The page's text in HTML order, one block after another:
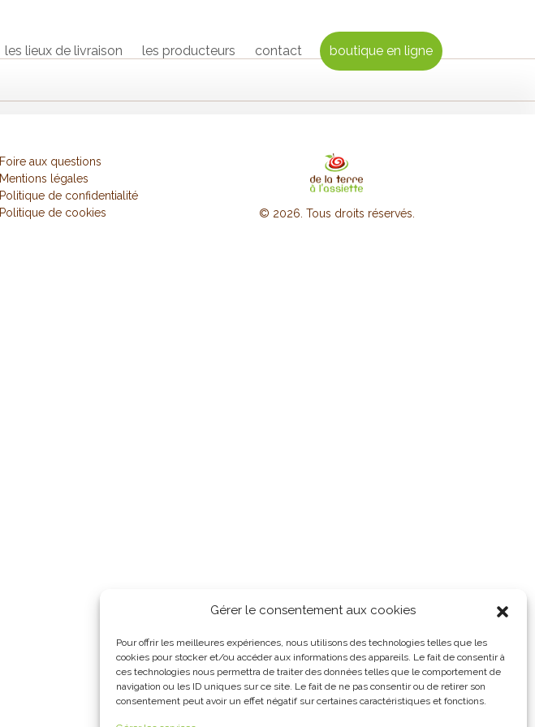
Gérer le consentement aux cookies
Pour offrir les meilleures expériences, nous utilisons des technologies telles que les
cookies pour stocker et/ou accéder aux informations des appareils. Le fait de consentir à
ces technologies nous permettra de traiter des données telles que le comportement de
navigation ou les ID uniques sur ce site. Le fait de ne pas consentir ou de retirer son
consentement peut avoir un effet négatif sur certaines caractéristiques et fonctions.
les lieux de livraison les producteurs contact boutique en ligne
Foire aux questions
Mentions légales
Politique de confidentialité
Politique de cookies
© 2026. Tous droits réservés.